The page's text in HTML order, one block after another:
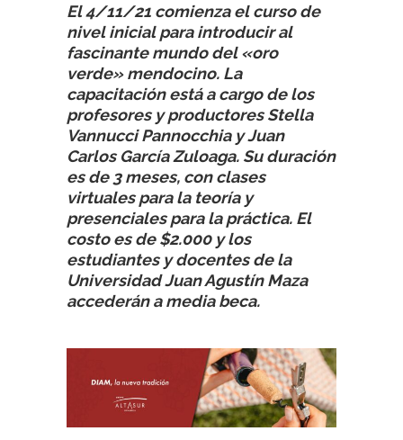
El 4/11/21 comienza el curso de
nivel inicial para introducir al
fascinante mundo del «oro
verde» mendocino. La
capacitación está a cargo de los
profesores y productores Stella
Vannucci Pannocchia y Juan
Carlos García Zuloaga. Su duración
es de 3 meses, con clases
virtuales para la teoría y
presenciales para la práctica. El
costo es de $2.000 y los
estudiantes y docentes de la
Universidad Juan Agustín Maza
accederán a media beca.